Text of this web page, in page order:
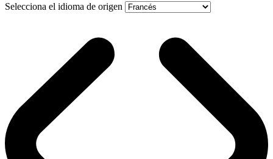
Selecciona el idioma de origen